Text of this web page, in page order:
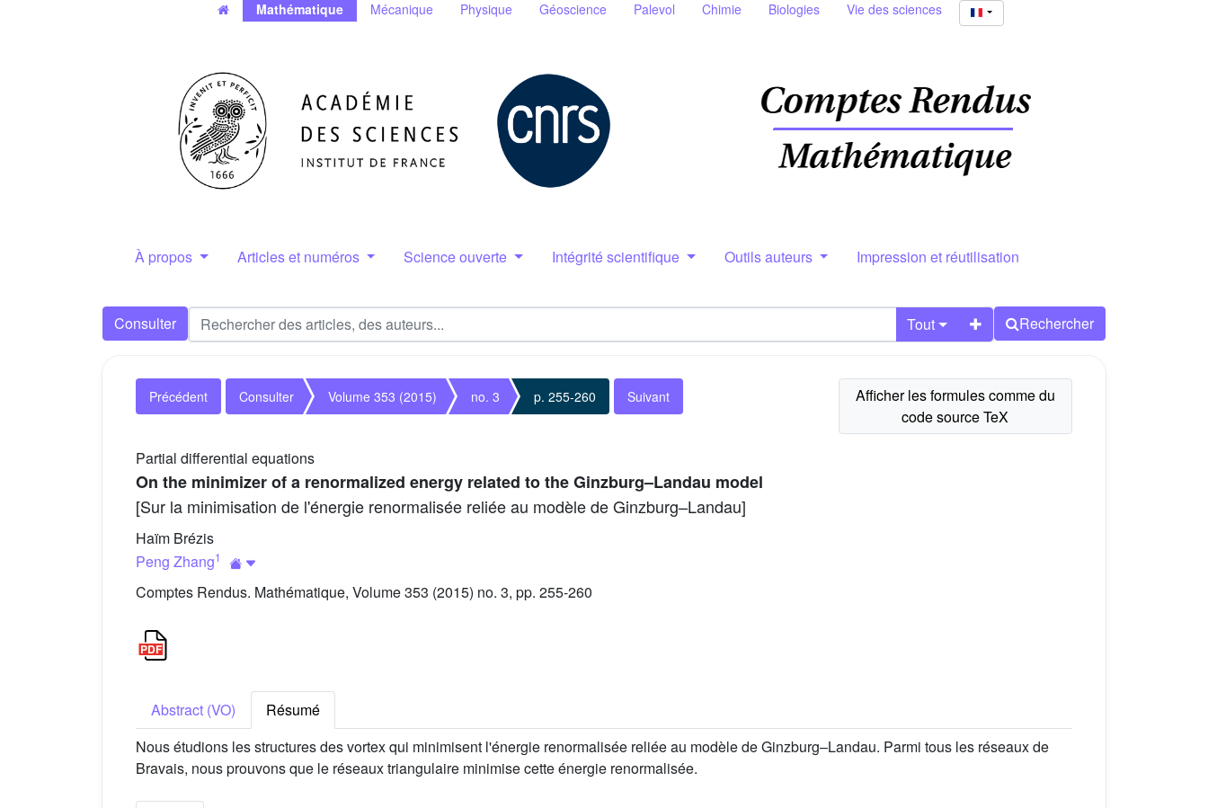
Mathématique Mécanique Physique Géoscience Palevol Chimie Biologies Vie des sciences
À propos Articles et numéros Science ouverte Intégrité scientifique Outils auteurs Impression et réutilisation
Consulter Tout Rechercher
Précédent Consulter Volume 353 (2015) no. 3 p. 255-260 Suivant
Partial differential equations
On the minimizer of a renormalized energy related to the Ginzburg–Landau model
[Sur la minimisation de l'énergie renormalisée reliée au modèle de Ginzburg–Landau]
Haïm Brézis
Peng Zhang1
Comptes Rendus. Mathématique, Volume 353 (2015) no. 3, pp. 255-260
Abstract (VO)
Résumé
Nous étudions les structures des vortex qui minimisent l'énergie renormalisée reliée au modèle de Ginzburg–Landau. Parmi tous les réseaux de
Bravais, nous prouvons que le réseaux triangulaire minimise cette énergie renormalisée.